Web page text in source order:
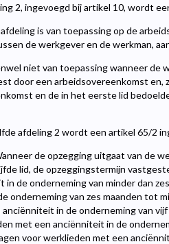
2, ingevoegd bij artikel 10, wordt
is van toepassing op de
de werkgever en de werkman,
niet van toepassing wanneer de
door een arbeidsovereenkomst
en de in het eerste lid
afdeling 2 wordt een artikel 65/2
de opzegging uitgaat van de
lid, de opzeggingstermijn
in de onderneming van minder dan
onderneming van zes maanden tot
in de onderneming van
met een anciënniteit in de
voor werklieden met een